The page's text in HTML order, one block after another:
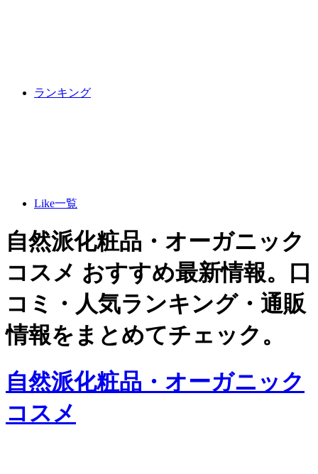
ランキング
Like一覧
自然派化粧品・オーガニック
コスメ おすすめ最新情報。口
コミ・人気ランキング・通販
情報をまとめてチェック。
自然派化粧品・オーガニック
コスメ